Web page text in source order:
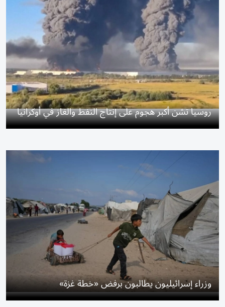
روسيا تشن أكبر هجوم على إنتاج النفط والغاز في أوكرانيا
وزراء إسرائيليون يطالبون برفض «خطة غزة»